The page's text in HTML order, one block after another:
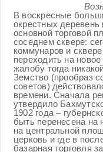
В воскресные
окрестных
основной торговой
соседнем сквере:
коммунаров и
переходить на
жалобу тогда
Земство (прообраз
советов)
времени. Сначала
утвердило
1902 года –
быть перенесена на
на центральной
церковь и где в
базарная торговля